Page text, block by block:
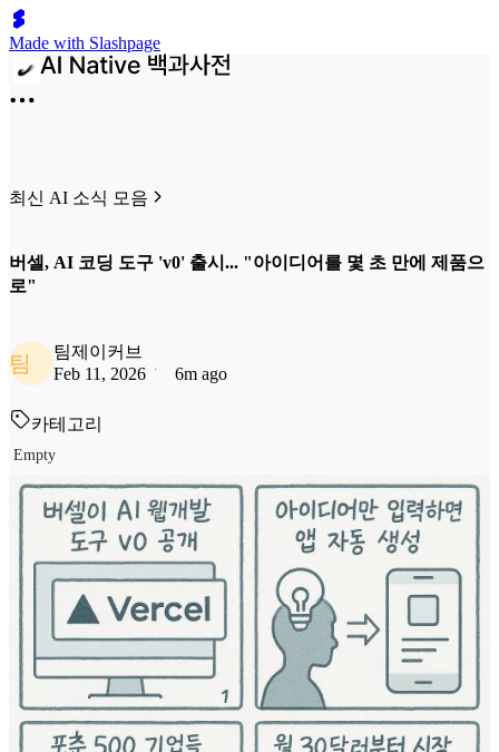
Made with Slashpage
최신 AI 소식 모음
버셀, AI 코딩 도구 'v0' 출시... "아이디어를 몇 초 만에 제품으
로"
팀
팀제이커브
Feb 11, 2026
6m ago
카테고리
Empty